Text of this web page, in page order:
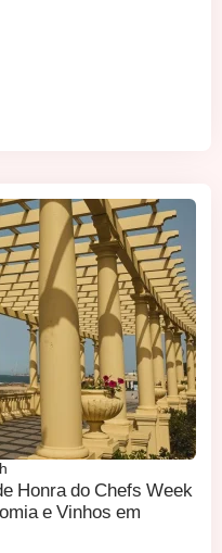
Honra do Chefs Week
e Vinhos em